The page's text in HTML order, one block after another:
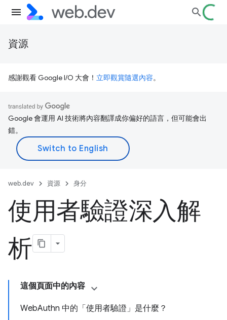
資源
感謝觀看 Google I/O 大會！ 立即觀賞隨選內容。
Google 會運用 AI 技術將內容翻譯成你偏好的語言，但可能會出
錯。
web.dev 資源 身分
使用者驗證深入解
析
這個頁面中的內容
WebAuthn 中的「使用者驗證」是什麼？